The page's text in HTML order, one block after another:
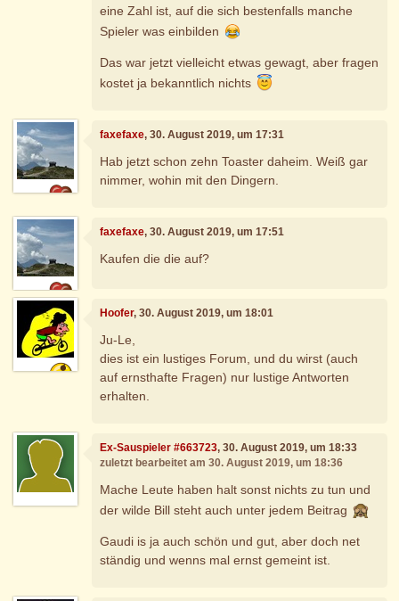
eine Zahl ist, auf die sich bestenfalls manche
Spieler was einbilden
Das war jetzt vielleicht etwas gewagt, aber fragen
kostet ja bekanntlich nichts
faxefaxe, 30. August 2019, um 17:31
Hab jetzt schon zehn Toaster daheim. Weiß gar
nimmer, wohin mit den Dingern.
faxefaxe, 30. August 2019, um 17:51
Kaufen die die auf?
Hoofer, 30. August 2019, um 18:01
Ju-Le,
dies ist ein lustiges Forum, und du wirst (auch
auf ernsthafte Fragen) nur lustige Antworten
erhalten.
Ex-Sauspieler #663723, 30. August 2019, um 18:33
zuletzt bearbeitet am 30. August 2019, um 18:36
Mache Leute haben halt sonst nichts zu tun und
der wilde Bill steht auch unter jedem Beitrag
Gaudi is ja auch schön und gut, aber doch net
ständig und wenns mal ernst gemeint ist.